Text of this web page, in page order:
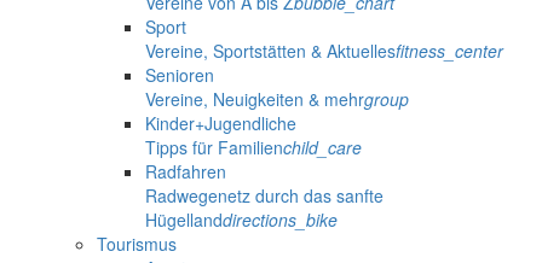
Sport
Vereine, Sportstätten & Aktuellesfitness_center
Senioren
Vereine, Neuigkeiten & mehrgroup
Kinder+Jugendliche
Tipps für Familienchild_care
Radfahren
Radwegenetz durch das sanfte
Hügellanddirections_bike
Tourismus